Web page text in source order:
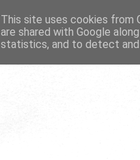
This site uses cookies from
are shared with Google
statistics, and to detect and